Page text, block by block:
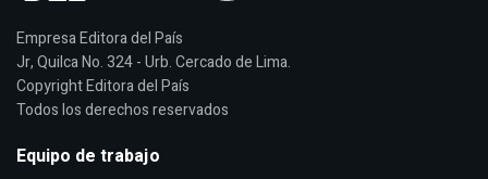
Empresa Editora del País
Jr, Quilca No. 324 - Urb. Cercado de Lima.
Copyright Editora del País
Todos los derechos reservados
Equipo de trabajo